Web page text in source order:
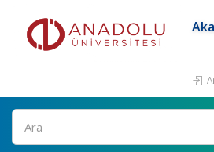
Ara